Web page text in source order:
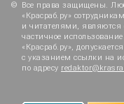
Все права защищены.
«Красраб.ру»
и читателями, являются
частичное
«Красраб.ру»,
с указанием ссылки на
по адресу